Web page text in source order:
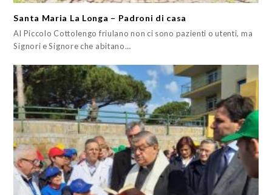
Santa Maria La Longa – Padroni di casa
Al Piccolo Cottolengo friulano non ci sono pazienti o utenti, ma
Signori e Signore che abitano…